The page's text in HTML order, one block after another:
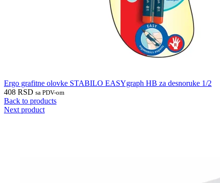
Ergo grafitne olovke STABILO EASYgraph HB za desnoruke 1/2
408 RSD sa PDV-om
Back to products
Next product